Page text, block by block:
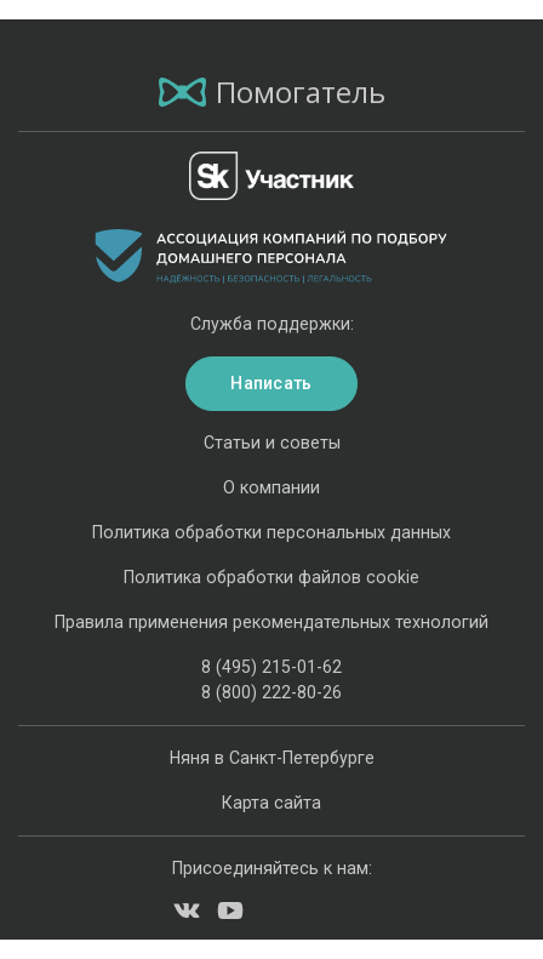
Помогатель
Няня в Санкт-Петербурге
Карта сайта
Статьи и советы
О компании
Политика обработки персональных данных
Политика обработки файлов cookie
Правила применения рекомендательных технологий
8 (495) 215-01-62
8 (800) 222-80-26
Служба поддержки:
Написать
Присоединяйтесь к нам: